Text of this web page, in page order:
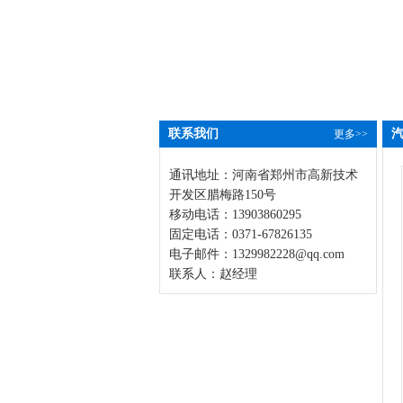
更多>>
联系我们
通讯地址：河南省郑州市高新技术
开发区腊梅路150号
移动电话：13903860295
固定电话：0371-67826135
电子邮件： 1329982228@qq.com
联系人：赵经理